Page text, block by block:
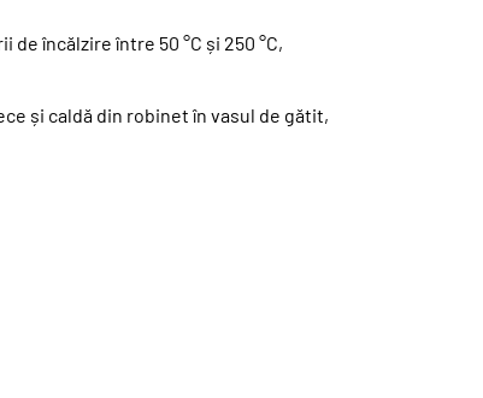
încălzire între 50 °C și 250 °C,
și caldă din robinet în vasul de gătit,